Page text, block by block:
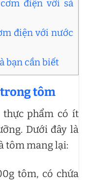
điện với sả
điện với nước
bạn cần biết
trong tôm
phẩm có ít
Dưới đây là
tôm mang lại:
tôm, có chứa